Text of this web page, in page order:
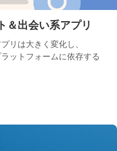
＆出会い系アプリ
リは大きく変化し、
ットフォームに依存する